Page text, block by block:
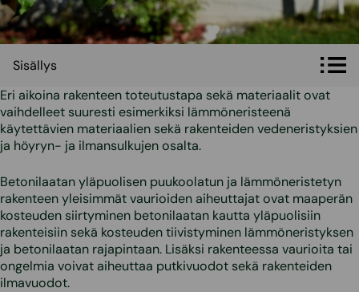
Sisällys
Eri aikoina rakenteen toteutustapa sekä materiaalit ovat
vaihdelleet suuresti esimerkiksi lämmöneristeenä
käytettävien materiaalien sekä rakenteiden vedeneristyksien
ja höyryn- ja ilmansulkujen osalta.
Betonilaatan yläpuolisen puukoolatun ja lämmöneristetyn
rakenteen yleisimmät vaurioiden aiheuttajat ovat maaperän
kosteuden siirtyminen betonilaatan kautta yläpuolisiin
rakenteisiin sekä kosteuden tiivistyminen lämmöneristyksen
ja betonilaatan rajapintaan. Lisäksi rakenteessa vaurioita tai
ongelmia voivat aiheuttaa putkivuodot sekä rakenteiden
ilmavuodot.